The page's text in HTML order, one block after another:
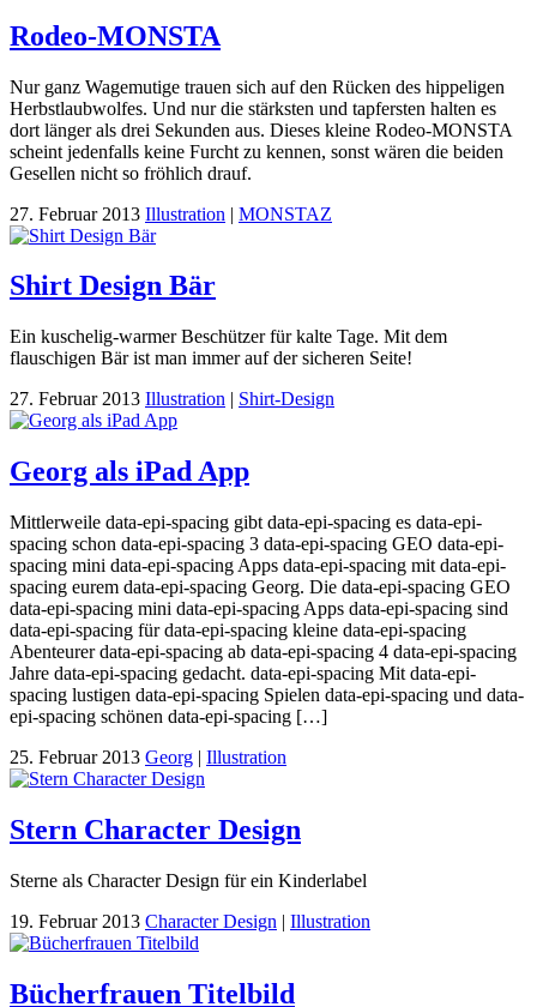
Rodeo-MONSTA
Nur ganz Wagemutige trauen sich auf den Rücken des hippeligen
Herbstlaubwolfes. Und nur die stärksten und tapfersten halten es
dort länger als drei Sekunden aus. Dieses kleine Rodeo-MONSTA
scheint jedenfalls keine Furcht zu kennen, sonst wären die beiden
Gesellen nicht so fröhlich drauf.
27. Februar 2013 Illustration | MONSTAZ
Shirt Design Bär
Ein kuschelig-warmer Beschützer für kalte Tage. Mit dem
flauschigen Bär ist man immer auf der sicheren Seite!
27. Februar 2013 Illustration | Shirt-Design
Georg als iPad App
Mittlerweile data-epi-spacing gibt data-epi-spacing es data-epi-
spacing schon data-epi-spacing 3 data-epi-spacing GEO data-epi-
spacing mini data-epi-spacing Apps data-epi-spacing mit data-epi-
spacing eurem data-epi-spacing Georg. Die data-epi-spacing GEO
data-epi-spacing mini data-epi-spacing Apps data-epi-spacing sind
data-epi-spacing für data-epi-spacing kleine data-epi-spacing
Abenteurer data-epi-spacing ab data-epi-spacing 4 data-epi-spacing
Jahre data-epi-spacing gedacht. data-epi-spacing Mit data-epi-
spacing lustigen data-epi-spacing Spielen data-epi-spacing und data-
epi-spacing schönen data-epi-spacing […]
25. Februar 2013 Georg | Illustration
Stern Character Design
Sterne als Character Design für ein Kinderlabel
19. Februar 2013 Character Design | Illustration
Bücherfrauen Titelbild